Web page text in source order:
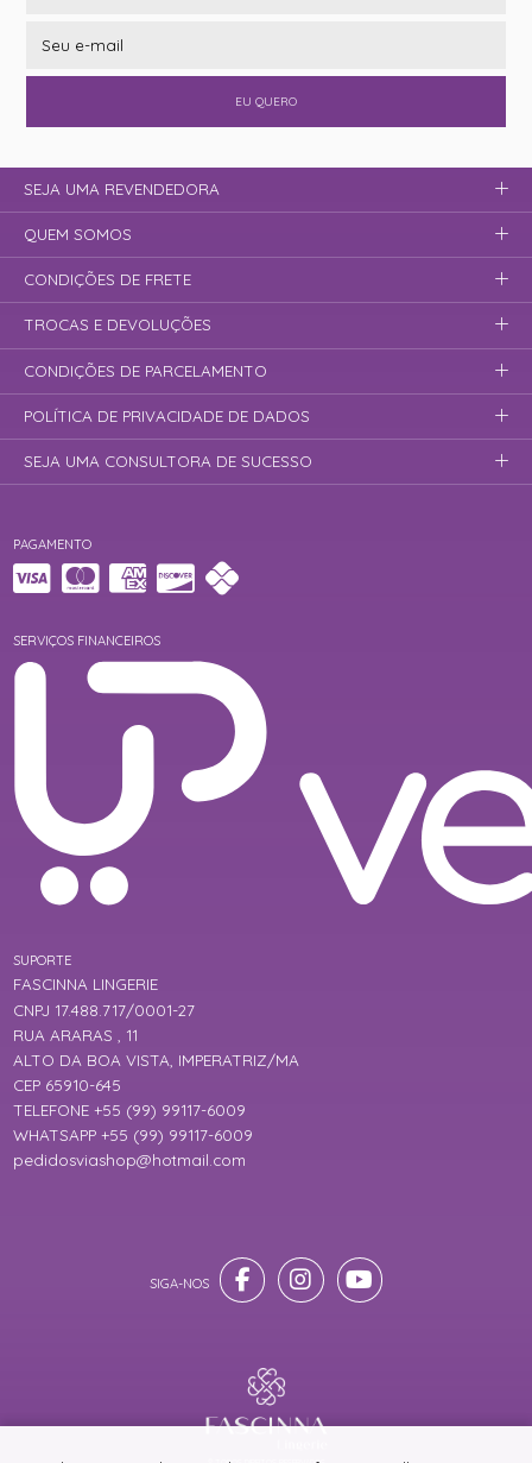
EU QUERO
PAGAMENTO
SERVIÇOS FINANCEIROS
SUPORTE
FASCINNA LINGERIE
CNPJ 17.488.717/0001-27
RUA ARARAS , 11
ALTO DA BOA VISTA, IMPERATRIZ/MA
CEP 65910-645
TELEFONE +55 (99) 99117-6009
WHATSAPP +55 (99) 99117-6009
pedidosviashop@hotmail.com
SEJA UMA REVENDEDORA
QUEM SOMOS
CONDIÇÕES DE FRETE
TROCAS E DEVOLUÇÕES
CONDIÇÕES DE PARCELAMENTO
POLÍTICA DE PRIVACIDADE DE DADOS
SEJA UMA CONSULTORA DE SUCESSO